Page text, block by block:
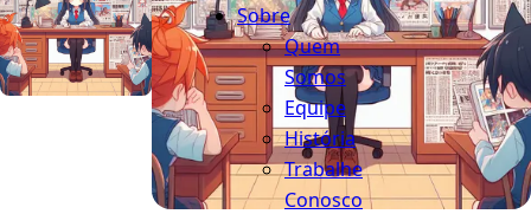
Sobre
Quem
Somos
Equipe
História
Trabalhe
Conosco